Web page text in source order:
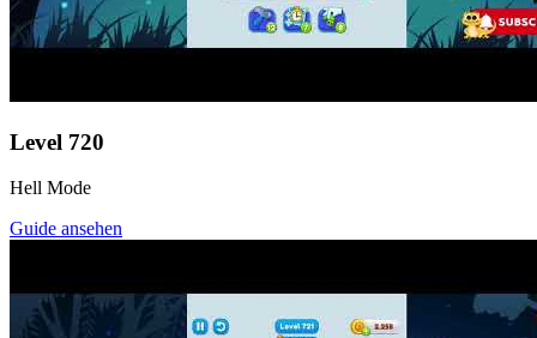
Level 720
Hell Mode
Guide ansehen